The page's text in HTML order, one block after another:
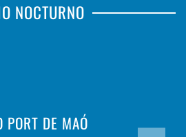
NOCTURNO
PORT DE MAÓ